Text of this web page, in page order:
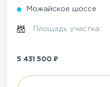
Можайское шоссе
Площадь участка:
5 431 500 ₽